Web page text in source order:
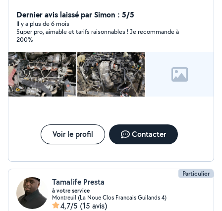
VOLTAIRE.93100 MONTREUIL Professionnel de la
mécanique , nous disposons du savoir-faire et de
l'expertise nécessaires pour les prestations à faire sur
votre automobile. A Bientôt chez Paris ideal auto.
Dernier avis laissé par Simon : 5/5
Il y a plus de 6 mois
Super pro, aimable et tarifs raisonnables ! Je recommande à
200%
Voir le profil Contacter
Particulier
Tamalife Presta
à votre service
Montreuil (La Noue Clos Francais Guilands 4)
4,7/5 (15 avis)